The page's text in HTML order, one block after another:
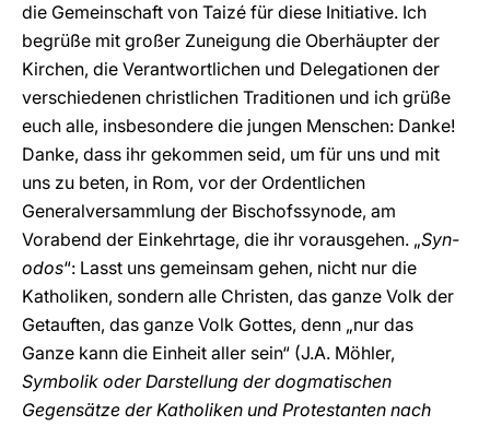
die Gemeinschaft von Taizé für diese Initiative. Ich
begrüße mit großer Zuneigung die Oberhäupter der
Kirchen, die Verantwortlichen und Delegationen der
verschiedenen christlichen Traditionen und ich grüße
euch alle, insbesondere die jungen Menschen: Danke!
Danke, dass ihr gekommen seid, um für uns und mit
uns zu beten, in Rom, vor der Ordentlichen
Generalversammlung der Bischofssynode, am
Vorabend der Einkehrtage, die ihr vorausgehen. „Syn-
odos“: Lasst uns gemeinsam gehen, nicht nur die
Katholiken, sondern alle Christen, das ganze Volk der
Getauften, das ganze Volk Gottes, denn „nur das
Ganze kann die Einheit aller sein“ (J.A. Möhler,
Symbolik oder Darstellung der dogmatischen
Gegensätze der Katholiken und Protestanten nach